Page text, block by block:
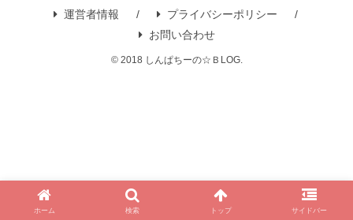
運営者情報
プライバシーポリシー
お問い合わせ
© 2018 しんぱちーの☆ＢLOG.
ホーム 検索 トップ サイドバー